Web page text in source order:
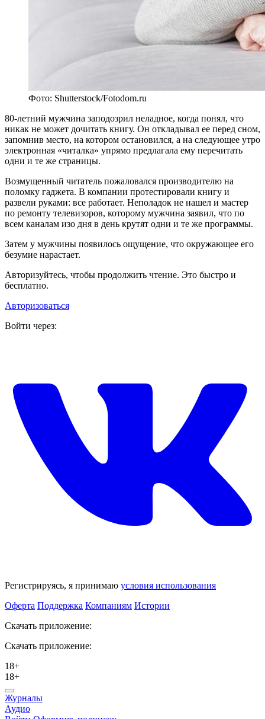
Фото: Shutterstock/Fotodom.ru
80-летний мужчина заподозрил неладное, когда понял, что
никак не может дочитать книгу. Он откладывал ее перед сном,
запомнив место, на котором остановился, а на следующее утро
электронная «читалка» упрямо предлагала ему перечитать
одни и те же страницы.
Возмущенный читатель пожаловался производителю на
поломку гаджета. В компании протестировали книгу и
развели руками: все работает. Неполадок не нашел и мастер
по ремонту телевизоров, которому мужчина заявил, что по
всем каналам изо дня в день крутят одни и те же программы.
Затем у мужчины появилось ощущение, что окружающее его
безумие нарастает.
Авторизуйтесь, чтобы продолжить чтение. Это быстро и
бесплатно.
Авторизоваться
Войти через:
Регистрируясь, я принимаю условия использования
Оферта Поддержка Компаниям Истории
Скачать приложение:
Скачать приложение:
18+
18+
Журналы
Аудио